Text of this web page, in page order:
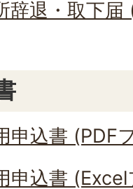
辞退・取下
申込書 (PDF
申込書